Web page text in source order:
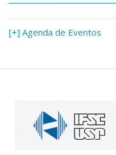
[+] Agenda de Eventos